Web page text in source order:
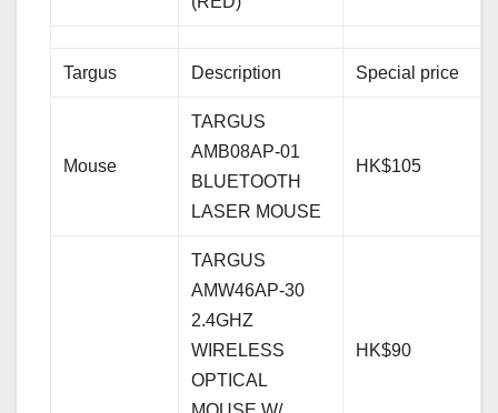
Targus Description Special price
Mouse
TARGUS
AMB08AP-01
BLUETOOTH
LASER MOUSE
HK$105
TARGUS
AMW46AP-30
2.4GHZ
WIRELESS
OPTICAL
HK$90